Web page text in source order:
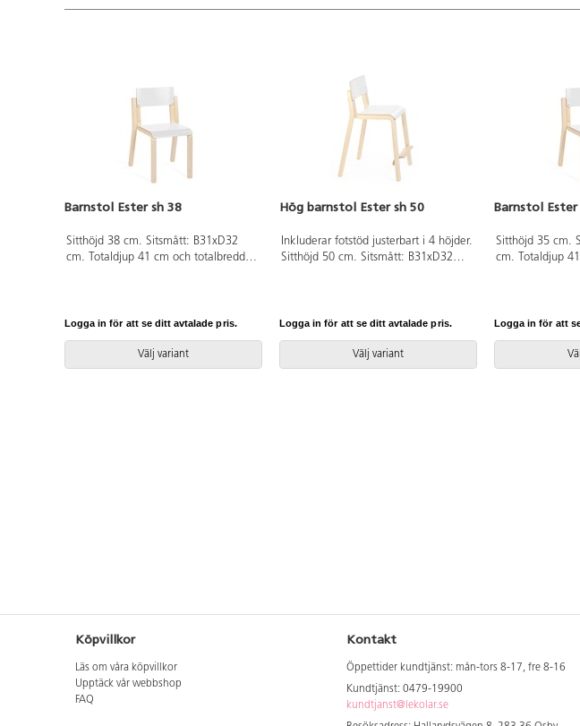
Barnstol Ester sh 38
Sitthöjd 38 cm. Sitsmått: B31xD32
cm. Totaldjup 41 cm och totalbredd
Logga in för att se ditt avtalade pris.
Välj variant
Hög barnstol Ester sh 50
Inkluderar fotstöd justerbart i 4 höjder.
Sitthöjd 50 cm. Sitsmått: B31xD32
högtryckslaminat.
Logga in för att se ditt avtalade pris.
Välj variant
Barnstol Ester
Sitthöjd 35 cm.
cm. Totaldjup
Logga in för att
Köpvillkor
Läs om våra köpvillkor
Upptäck vår webbshop
FAQ
Kontakt
Öppettider kundtjänst: mån-tors 8-17, fre 8-16
Kundtjänst: 0479-19900
kundtjanst@lekolar.se